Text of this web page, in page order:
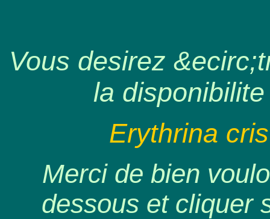
Vous desirez
la
Erythrina
Merci de bien
dessous et cliquer